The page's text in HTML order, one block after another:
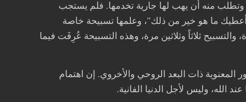
وتطلب منه أن يهب لها جارية تخدمها. فلم يستجب
ما هو خير من ذلك"، وعلمها تسبيحة خاصة
والتسبيح ثلاثاً وثلاثين مرة، وهذه التسبيحة عُرِفَت فيما
المعنوية ذات البعد الروحي والأخروي. إن اهتمام
الله، وليس لأجل الدنيا الفانية.